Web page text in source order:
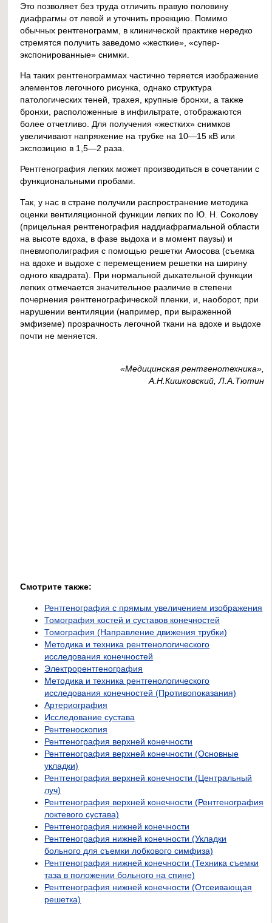
Это позволяет без труда отличить правую половину
диафрагмы от левой и уточнить проекцию. Помимо
обычных рентгенограмм, в клинической практике нередко
стремятся получить заведомо «жесткие», «супер-
экспонированные» снимки.
На таких рентгенограммах частично теряется изображение
элементов легочного рисунка, однако структура
патологических теней, трахея, крупные бронхи, а также
бронхи, расположенные в инфильтрате, отображаются
более отчетливо. Для получения «жестких» снимков
увеличивают напряжение на трубке на 10—15 кВ или
экспозицию в 1,5—2 раза.
Рентгенография легких может производиться в сочетании с
функциональными пробами.
Так, у нас в стране получили распространение методика
оценки вентиляционной функции легких по Ю. Н. Соколову
(прицельная рентгенография наддиафрагмальной области
на высоте вдоха, в фазе выдоха и в момент паузы) и
пневмополиграфия с помощью решетки Амосова (съемка
на вдохе и выдохе с перемещением решетки на ширину
одного квадрата). При нормальной дыхательной функции
легких отмечается значительное различие в степени
почернения рентгенографической пленки, и, наоборот, при
нарушении вентиляции (например, при выраженной
эмфиземе) прозрачность легочной ткани на вдохе и выдохе
почти не меняется.
«Медицинская рентгенотехника»,
А.Н.Кишковский, Л.А.Тютин
Смотрите также:
Рентгенография с прямым увеличением изображения
Томография костей и суставов конечностей
Томография (Направление движения трубки)
Методика и техника рентгенологического
исследования конечностей
Электрорентгенография
Методика и техника рентгенологического
исследования конечностей (Противопоказания)
Артериография
Исследование сустава
Рентгеноскопия
Рентгенография верхней конечности
Рентгенография верхней конечности (Основные
укладки)
Рентгенография верхней конечности (Центральный
луч)
Рентгенография верхней конечности (Рентгенография
локтевого сустава)
Рентгенография нижней конечности
Рентгенография нижней конечности (Укладки
больного для съемки лобкового симфиза)
Рентгенография нижней конечности (Техника съемки
таза в положении больного на спине)
Рентгенография нижней конечности (Отсеивающая
решетка)